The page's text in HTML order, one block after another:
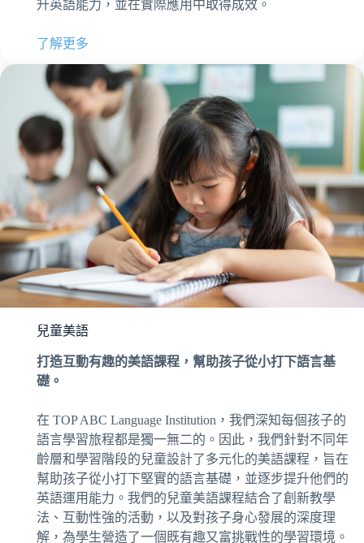
升英語能力，並在實際應用中取得成效。
了解更多
兒童美語
打造互動有趣的美語課程，幫助孩子從小打下語言基
礎。
在 TOP ABC Language Institution，我們深知每個孩子的
語言學習旅程都是獨一無二的。因此，我們針對不同年
齡層和學習階段的兒童設計了多元化的美語課程，旨在
幫助孩子從小打下堅實的語言基礎，並逐步提升他們的
英語運用能力。我們的兒童美語課程結合了創新教學
法、互動性強的活動，以及對孩子身心發展的深度理
解，為學生營造了一個既有趣又富挑戰性的學習環境。